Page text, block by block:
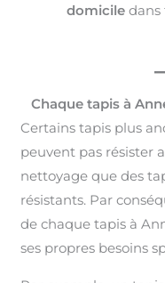
domicile dans
Chaque tapis à
Certains tapis plus
peuvent pas résister
nettoyage que des
résistants. Par
de chaque tapis à
ses propres besoins